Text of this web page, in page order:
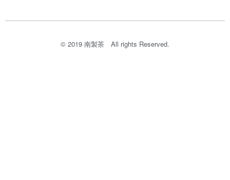
© 2019 南製茶​ All rights Reserved.